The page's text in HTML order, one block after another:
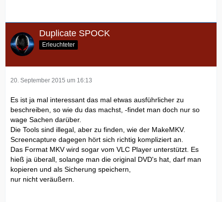
Duplicate SPOCK
Erleuchteter
20. September 2015 um 16:13
Es ist ja mal interessant das mal etwas ausführlicher zu
beschreiben, so wie du das machst, -findet man doch nur so
wage Sachen darüber.
Die Tools sind illegal, aber zu finden, wie der MakeMKV.
Screencapture dagegen hört sich richtig kompliziert an.
Das Format MKV wird sogar vom VLC Player unterstützt. Es
hieß ja überall, solange man die original DVD's hat, darf man
kopieren und als Sicherung speichern,
nur nicht veräußern.